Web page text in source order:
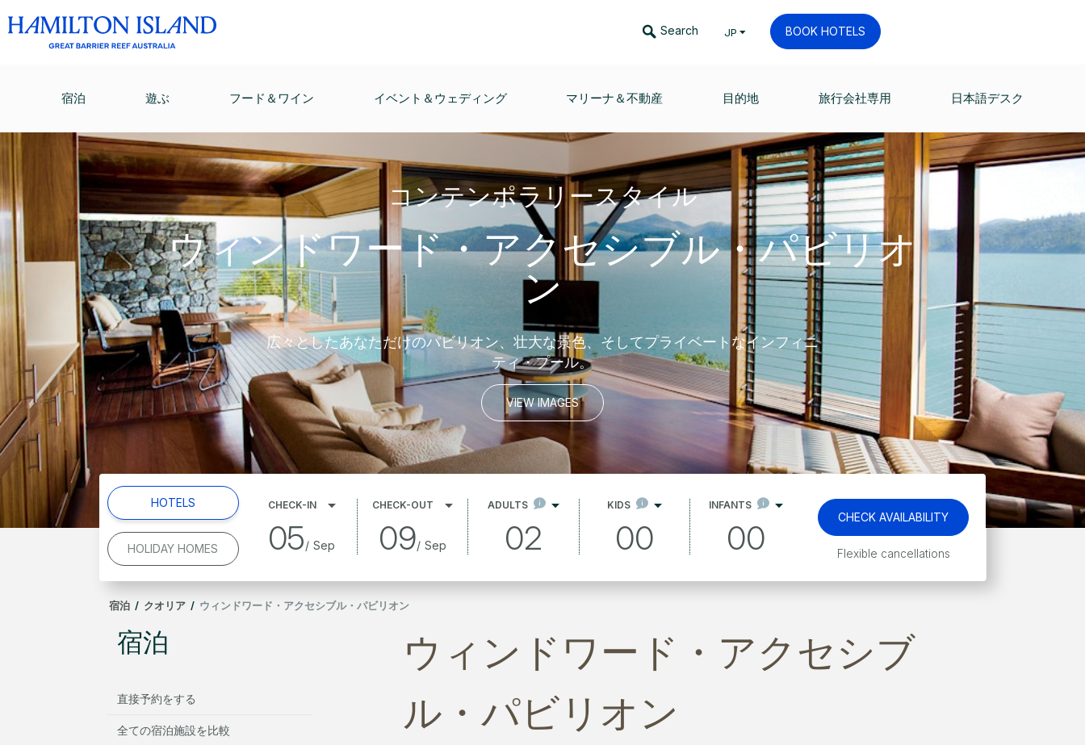
Search JP BOOK HOTELS
宿泊 遊ぶ フード＆ワイン イベント＆ウェディング マリーナ＆不動産 目的地 旅行会社専用 日本語デスク
コンテンポラリースタイル
ウィンドワード・アクセシブル・パビリオ
ン
広々としたあなただけのパビリオン、壮大な景色、そしてプライベートなインフィニ
ティ・プール。
VIEW IMAGES
HOTELS
HOLIDAY HOMES
CHECK-IN
05/ Sep
CHECK-OUT
09/ Sep
ADULTS
02
KIDS
00
INFANTS
00
CHECK AVAILABILITY
Flexible cancellations
宿泊 / クオリア / ウィンドワード・アクセシブル・パビリオン
宿泊
直接予約をする
全ての宿泊施設を比較
ウィンドワード・アクセシブ
ル・パビリオン